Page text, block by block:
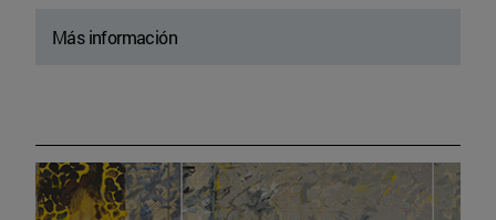
Más información